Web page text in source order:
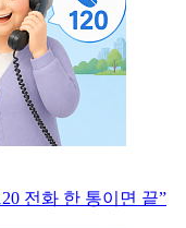
전화 한 통이면 끝”